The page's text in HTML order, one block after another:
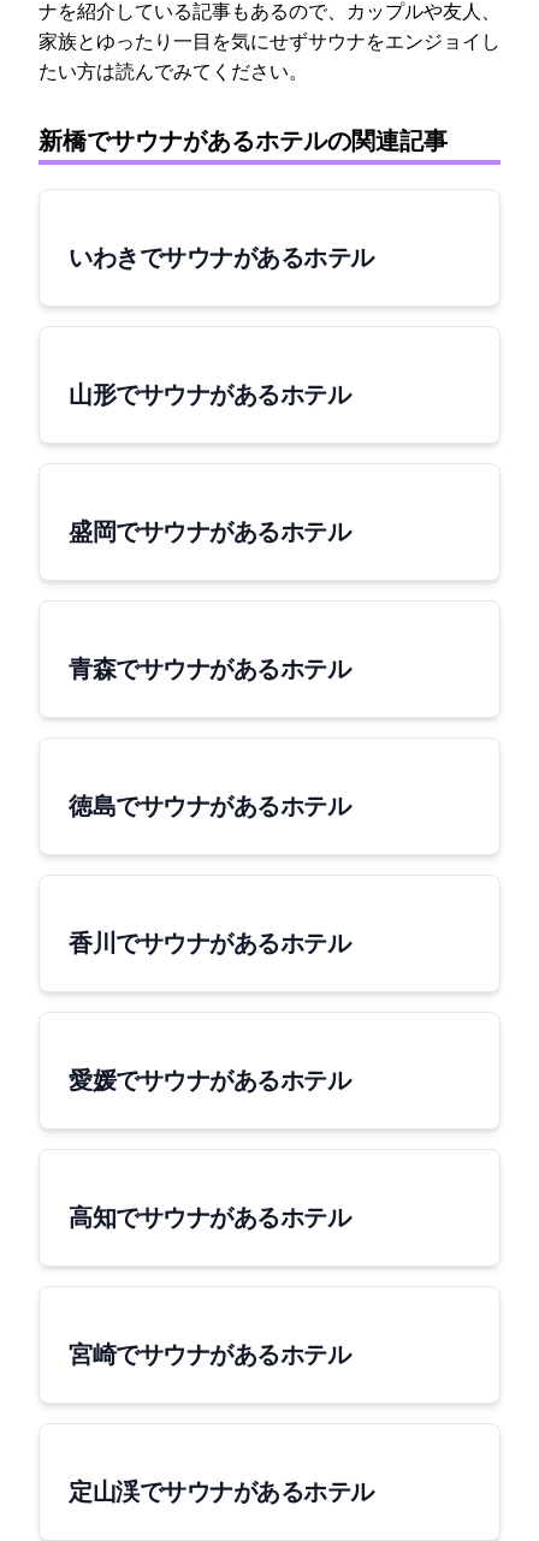
ナを紹介している記事もあるので、カップルや友人、
家族とゆったり一目を気にせずサウナをエンジョイし
たい方は読んでみてください。
新橋でサウナがあるホテルの関連記事
いわきでサウナがあるホテル
山形でサウナがあるホテル
盛岡でサウナがあるホテル
青森でサウナがあるホテル
徳島でサウナがあるホテル
香川でサウナがあるホテル
愛媛でサウナがあるホテル
高知でサウナがあるホテル
宮崎でサウナがあるホテル
定山渓でサウナがあるホテル